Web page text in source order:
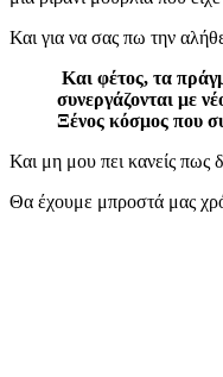
Και για να σας πω την
Και φέτος, τα
συνεργάζονται με
Ξένος κόσμος που
Και μη μου πει κανείς
Θα έχουμε μπροστά μας